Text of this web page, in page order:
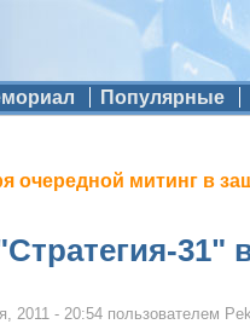
Популярные
очередной митинг в
2011 - 20:54 пользователем